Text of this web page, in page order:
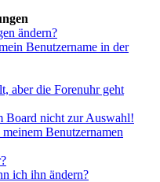
ändern?
Benutzername in der
aber die Forenuhr geht
Board nicht zur Auswahl!
Benutzernamen
ich ihn ändern?